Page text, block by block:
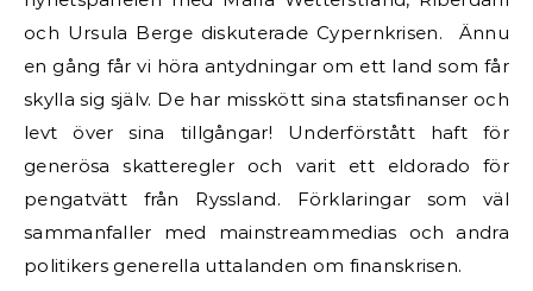
och Ursula Berge diskuterade Cypernkrisen. Ännu
en gång får vi höra antydningar om ett land som får
skylla sig själv. De har misskött sina statsfinanser och
levt över sina tillgångar! Underförstått haft för
generösa skatteregler och varit ett eldorado för
pengatvätt från Ryssland. Förklaringar som väl
sammanfaller med mainstreammedias och andra
politikers generella uttalanden om finanskrisen.